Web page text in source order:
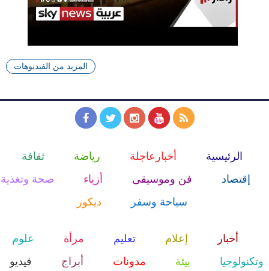
المزيد من الفيديوهات
الرئيسية أخبارعاجلة رياضة
ثقافة
إقتصاد
فن وموسيقى أزياء
صحة وتغذية
سياحة وسفر
ديكور
أخبار إعلام تعليم مرأة
علوم
وتكنولوجيا
بيئة مدونات أبراج فيديو